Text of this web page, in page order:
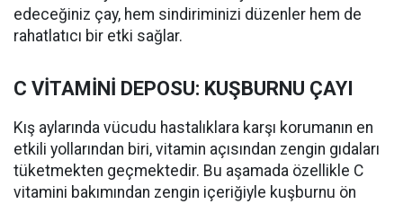
edeceğiniz çay, hem sindiriminizi düzenler hem de
rahatlatıcı bir etki sağlar.
C VİTAMİNİ DEPOSU: KUŞBURNU ÇAYI
Kış aylarında vücudu hastalıklara karşı korumanın en
etkili yollarından biri, vitamin açısından zengin gıdaları
tüketmekten geçmektedir. Bu aşamada özellikle C
vitamini bakımından zengin içeriğiyle kuşburnu ön